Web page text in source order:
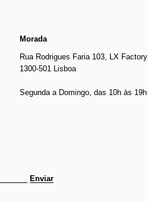
Morada
Rua Rodrigues Faria 103, LX Factory
1300-501 Lisboa
Segunda a Domingo, das 10h às 19h
Enviar